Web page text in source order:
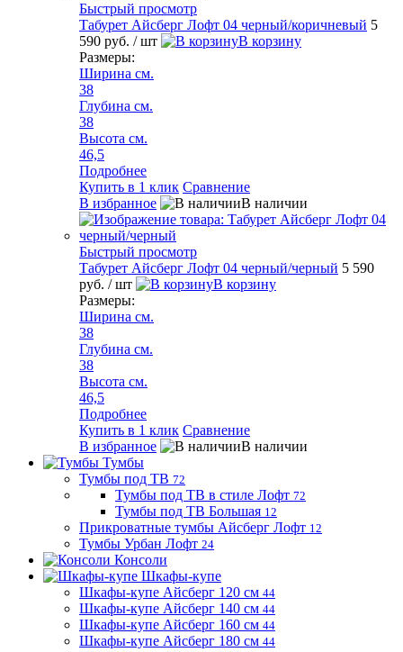
Быстрый просмотр
Табурет Айсберг Лофт 04 черный/коричневый 5
590 руб. / шт
В корзину
Размеры:
Ширина см.
38
Глубина см.
38
Высота см.
46,5
Подробнее
Купить в 1 клик Сравнение
В избранное
В наличии
Быстрый просмотр
Табурет Айсберг Лофт 04 черный/черный 5 590
руб. / шт
В корзину
Размеры:
Ширина см.
38
Глубина см.
38
Высота см.
46,5
Подробнее
Купить в 1 клик Сравнение
В избранное
В наличии
Тумбы
Тумбы под ТВ 72
Тумбы под ТВ в стиле Лофт 72
Тумбы под ТВ Большая 12
Прикроватные тумбы Айсберг Лофт 12
Тумбы Урбан Лофт 24
Консоли
Шкафы-купе
Шкафы-купе Айсберг 120 см 44
Шкафы-купе Айсберг 140 см 44
Шкафы-купе Айсберг 160 см 44
Шкафы-купе Айсберг 180 см 44